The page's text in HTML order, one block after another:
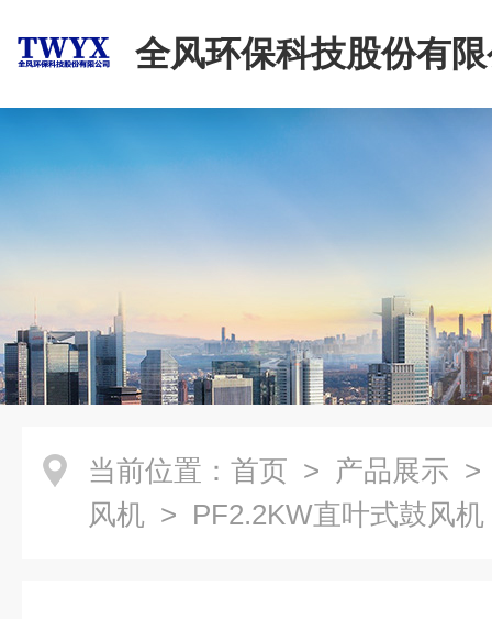
全风环保科技股份有
当前位置： 首页 > 产品展示
风机 > PF2.2KW直叶式鼓风机